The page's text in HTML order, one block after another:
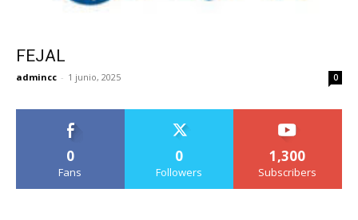
FEJAL
admincc - 1 junio, 2025 0
0
Fans
0
Followers
1,300
Subscribers